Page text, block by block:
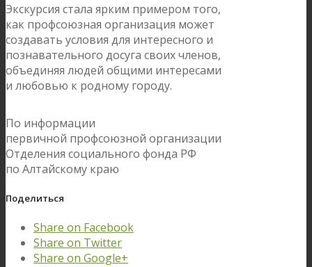
Экскурсия стала ярким примером того,
как профсоюзная организация может
создавать условия для интересного и
познавательного досуга своих членов,
объединяя людей общими интересами
и любовью к родному городу.
По информации
первичной профсоюзной организации
Отделения социального фонда РФ
по Алтайскому краю
Поделиться
Share on Facebook
Share on Twitter
Share on Google+